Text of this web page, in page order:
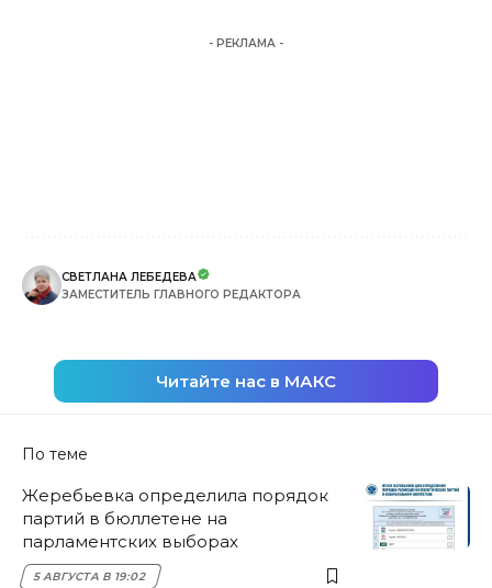
- РЕКЛАМА -
СВЕТЛАНА ЛЕБЕДЕВА
ЗАМЕСТИТЕЛЬ ГЛАВНОГО РЕДАКТОРА
Читайте нас в МАКС
По теме
Жеребьевка определила порядок
партий в бюллетене на
парламентских выборах
5 АВГУСТА В 19:02